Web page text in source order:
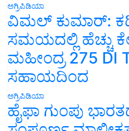
ಅಗ್ರಿಪಿಡಿಯಾ
ವಿಮಲ್ ಕುಮಾರ್:
ಸಮಯದಲ್ಲಿ ಹೆಚ್ಚು
ಮಹೀಂದ್ರ 275 DI
ಸಹಾಯದಿಂದ
ಅಗ್ರಿಪಿಡಿಯಾ
ಹೈಫಾ ಗುಂಪು